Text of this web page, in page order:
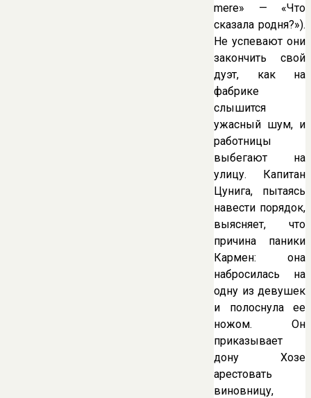
mere» — «Что
сказала родня?»).
Не успевают они
закончить свой
дуэт, как на
фабрике
слышится
ужасный шум, и
работницы
выбегают на
улицу. Капитан
Цунига, пытаясь
навести порядок,
выясняет, что
причина паники
Кармен: она
набросилась на
одну из девушек
и полоснула ее
ножом. Он
приказывает
дону Хозе
арестовать
виновницу,